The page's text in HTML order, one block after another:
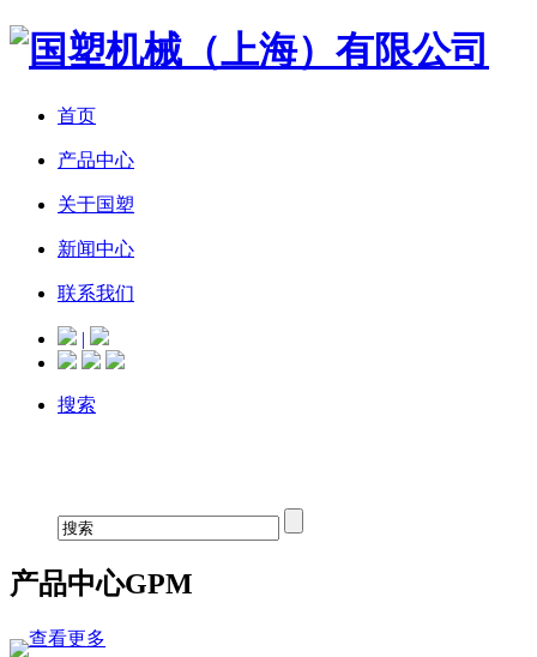
首页
产品中心
关于国塑
新闻中心
联系我们
|
搜索
产品中心GPM
查看更多